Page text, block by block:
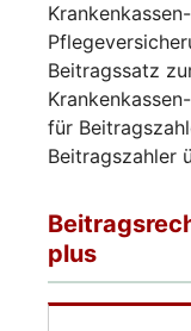
Beitragssatz
für
Beitragszahler